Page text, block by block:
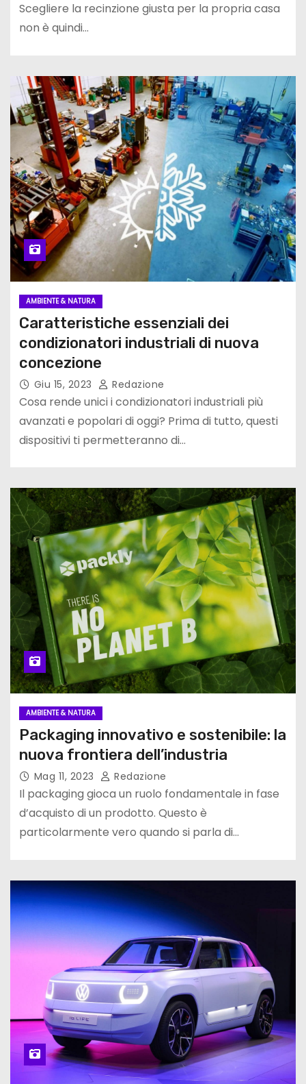
Scegliere la recinzione giusta per la propria casa
non è quindi…
AMBIENTE & NATURA
Caratteristiche essenziali dei
condizionatori industriali di nuova
concezione
Giu 15, 2023 Redazione
Cosa rende unici i condizionatori industriali più
avanzati e popolari di oggi? Prima di tutto, questi
dispositivi ti permetteranno di…
AMBIENTE & NATURA
Packaging innovativo e sostenibile: la
nuova frontiera dell’industria
Mag 11, 2023 Redazione
Il packaging gioca un ruolo fondamentale in fase
d’acquisto di un prodotto. Questo è
particolarmente vero quando si parla di…